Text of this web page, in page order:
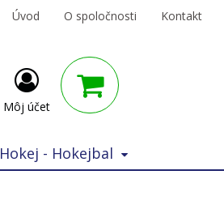
Úvod O spoločnosti Kontakt
Môj účet
Hokej - Hokejbal